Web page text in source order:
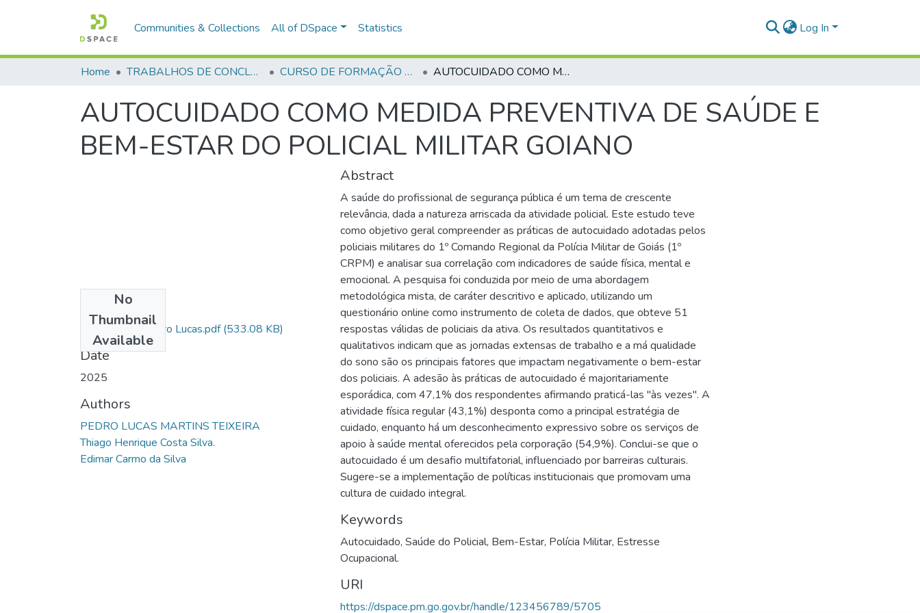
Communities & Collections All of DSpace Statistics Log In
Home TRABALHOS DE CONCLUSÃO DE CURSO - CFP (CURSO DE FORMAÇÃO DE PRAÇAS) CURSO DE FORMAÇÃO DE PRAÇAS - CFP- 2025 - 2ª Turma AUTOCUIDADO COMO MEDIDA PREVENTIVA DE SAÚDE E BEM-ESTAR DO POLICIAL MILITAR GOIANO
AUTOCUIDADO COMO MEDIDA PREVENTIVA DE SAÚDE E
BEM-ESTAR DO POLICIAL MILITAR GOIANO
No
Thumbnail
Available
Artigo final - Pedro Lucas.pdf(533.08 KB)
Date
2025
Authors
PEDRO LUCAS MARTINS TEIXEIRA
Thiago Henrique Costa Silva.
Edimar Carmo da Silva
Abstract
A saúde do profissional de segurança pública é um tema de crescente
relevância, dada a natureza arriscada da atividade policial. Este estudo teve
como objetivo geral compreender as práticas de autocuidado adotadas pelos
policiais militares do 1º Comando Regional da Polícia Militar de Goiás (1º
CRPM) e analisar sua correlação com indicadores de saúde física, mental e
emocional. A pesquisa foi conduzida por meio de uma abordagem
metodológica mista, de caráter descritivo e aplicado, utilizando um
questionário online como instrumento de coleta de dados, que obteve 51
respostas válidas de policiais da ativa. Os resultados quantitativos e
qualitativos indicam que as jornadas extensas de trabalho e a má qualidade
do sono são os principais fatores que impactam negativamente o bem-estar
dos policiais. A adesão às práticas de autocuidado é majoritariamente
esporádica, com 47,1% dos respondentes afirmando praticá-las "às vezes". A
atividade física regular (43,1%) desponta como a principal estratégia de
cuidado, enquanto há um desconhecimento expressivo sobre os serviços de
apoio à saúde mental oferecidos pela corporação (54,9%). Conclui-se que o
autocuidado é um desafio multifatorial, influenciado por barreiras culturais.
Sugere-se a implementação de políticas institucionais que promovam uma
cultura de cuidado integral.
Keywords
Autocuidado, Saúde do Policial, Bem-Estar, Polícia Militar, Estresse
Ocupacional.
URI
https://dspace.pm.go.gov.br/handle/123456789/5705